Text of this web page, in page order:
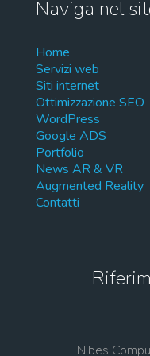
Naviga nel
Home
Servizi web
Siti internet
Ottimizzazione SEO
WordPress
Google ADS
Portfolio
News AR & VR
Augmented Reality
Contatti
Nibes